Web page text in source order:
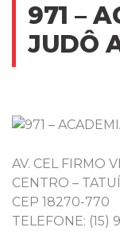
971 –
JUDÔ
AV. CEL FIRMO
CENTRO –
CEP 18270-770
TELEFONE: (15)